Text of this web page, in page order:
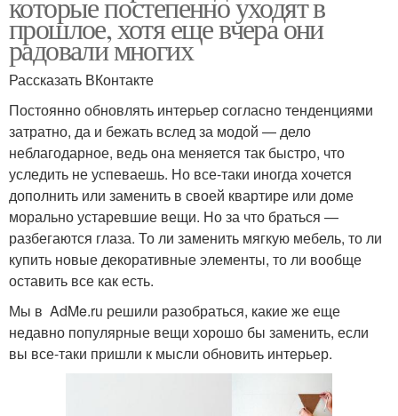
прошлое, хотя еще вчера они
радовали многих
Рассказать ВКонтакте
Постоянно обновлять интерьер согласно тенденциями
затратно, да и бежать вслед за модой — дело
неблагодарное, ведь она меняется так быстро, что
уследить не успеваешь. Но все-таки иногда хочется
дополнить или заменить в своей квартире или доме
морально устаревшие вещи. Но за что браться —
разбегаются глаза. То ли заменить мягкую мебель, то ли
купить новые декоративные элементы, то ли вообще
оставить все как есть.
Мы в AdMe.ru решили разобраться, какие же еще
недавно популярные вещи хорошо бы заменить, если
вы все-таки пришли к мысли обновить интерьер.